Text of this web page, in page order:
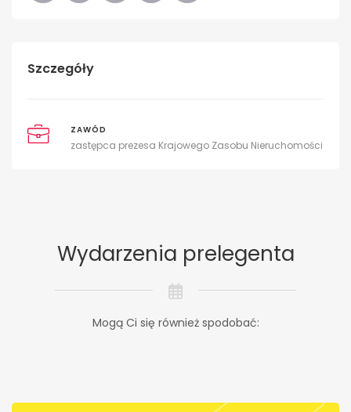
Szczegóły
ZAWÓD
zastępca prezesa Krajowego Zasobu Nieruchomości
Wydarzenia prelegenta
Mogą Ci się również spodobać: